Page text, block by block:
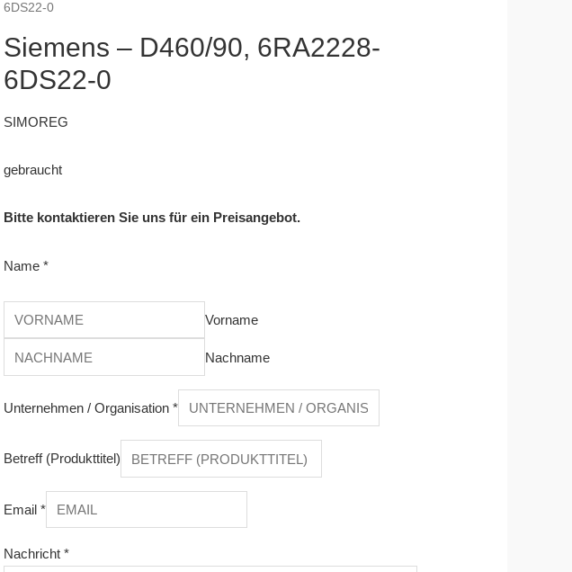
6DS22-0
Siemens – D460/90, 6RA2228-
6DS22-0
SIMOREG
gebraucht
Bitte kontaktieren Sie uns für ein Preisangebot.
Name *
Vorname
Nachname
Unternehmen / Organisation *
Betreff (Produkttitel)
Email *
Nachricht *